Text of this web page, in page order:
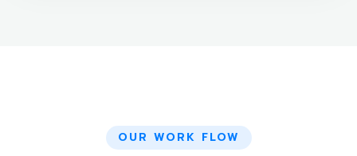
OUR WORK FLOW